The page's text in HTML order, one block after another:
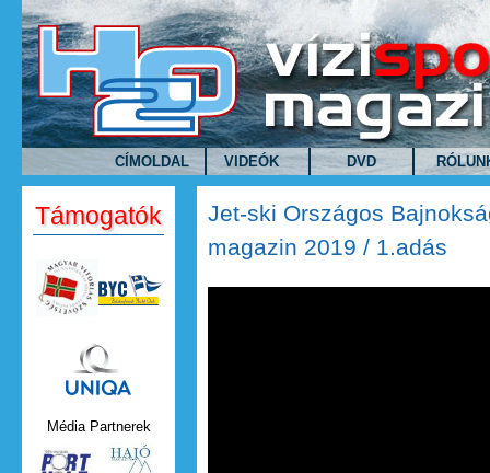
Ugrás a tartalomra
CÍMOLDAL VIDEÓK DVD
Jet-ski Országos
magazin 2019 / 1.adás
Támogatók
Uniqa.png
Média Partnerek